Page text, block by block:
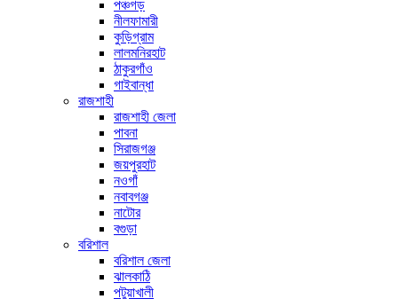
পঞ্চগড়
নীলফামারী
কুড়িগ্রাম
লালমনিরহাট
ঠাকুরগাঁও
গাইবান্ধা
রাজশাহী
রাজশাহী জেলা
পাবনা
সিরাজগঞ্জ
জয়পুরহাট
নওগাঁ
নবাবগঞ্জ
নাটোর
বগুড়া
বরিশাল
বরিশাল জেলা
ঝালকাঠি
পটুয়াখালী